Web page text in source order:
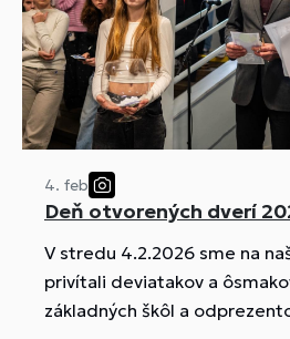
4. feb
Deň otvorených dverí
V stredu 4.2.2026 sme na
privítali deviatakov a
základných škôl a